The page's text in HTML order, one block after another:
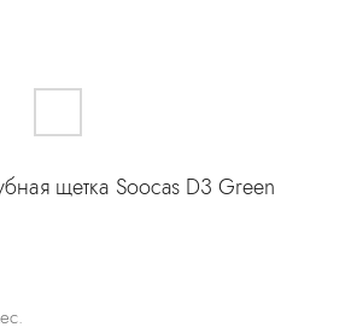
щетка Soocas D3 Green